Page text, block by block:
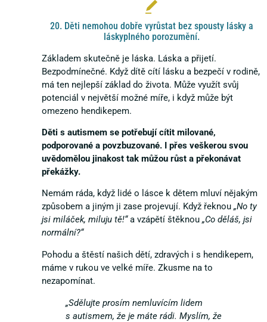
20. Děti nemohou dobře vyrůstat bez spousty lásky a
láskyplného porozumění.
Základem skutečně je láska. Láska a přijetí.
Bezpodmínečné. Když dítě cítí lásku a bezpečí v rodině,
má ten nejlepší základ do života. Může využít svůj
potenciál v největší možné míře, i když může být
omezeno hendikepem.
Děti s autismem se potřebují cítit milované,
podporované a povzbuzované. I přes veškerou svou
uvědomělou jinakost tak můžou růst a překonávat
překážky.
Nemám ráda, když lidé o lásce k dětem mluví nějakým
způsobem a jiným ji zase projevují. Když řeknou „No ty
jsi miláček, miluju tě!“a vzápětí štěknou „Co děláš, jsi
normální?“
Pohodu a štěstí našich dětí, zdravých i s hendikepem,
máme v rukou ve velké míře. Zkusme na to
nezapomínat.
„Sdělujte prosím nemluvícím lidem
s autismem, že je máte rádi. Myslím, že